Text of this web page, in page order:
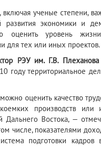
включая ученые степени,
экономики и
оценить уровень
для тех или иных проектов.
РЭУ им. Г.В.
году территориальное
оценить качество
производств или
Дальнего Востока, —
числе, показателями
подготовки